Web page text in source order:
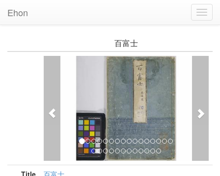
Ehon
百富士
Title
百富士